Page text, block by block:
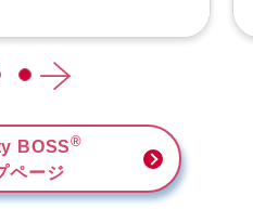
BOSS®
ページ